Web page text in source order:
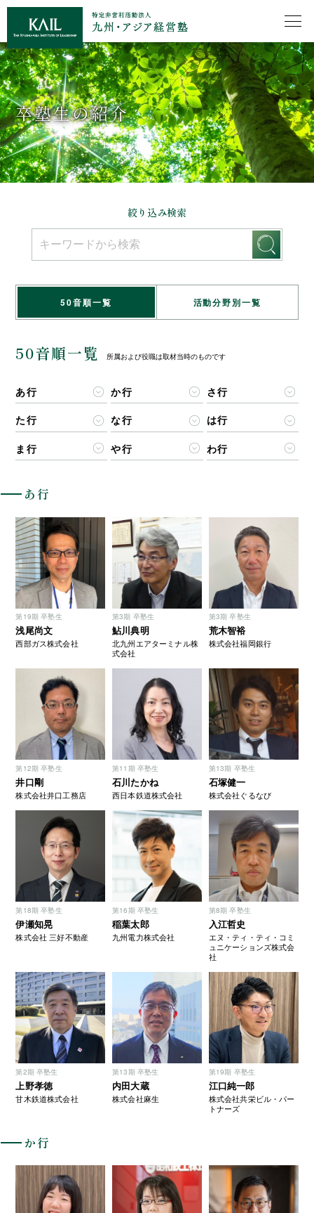
卒塾生の紹介
絞り込み検索
50音順一覧 活動分野別一覧
50音順一覧 所属および役職は取材当時のものです
あ行 か行 さ行
た行 な行 は行
ま行 や行 わ行
あ行
第19期 卒塾生
浅尾尚文
西部ガス株式会社
第3期 卒塾生
鮎川典明
北九州エアターミナル株
式会社
第3期 卒塾生
荒木智裕
株式会社福岡銀行
第12期 卒塾生
井口剛
株式会社井口工務店
第11期 卒塾生
石川たかね
西日本鉄道株式会社
第13期 卒塾生
石塚健一
株式会社ぐるなび
第18期 卒塾生
伊瀬知晃
株式会社 三好不動産
第16期 卒塾生
稲葉太郎
九州電力株式会社
第8期 卒塾生
入江哲史
エヌ・ティ・ティ・コミ
ュニケーションズ株式会
社
第2期 卒塾生
上野孝徳
甘木鉄道株式会社
第13期 卒塾生
内田大蔵
株式会社麻生
第19期 卒塾生
江口純一郎
株式会社共栄ビル・パー
トナーズ
か行